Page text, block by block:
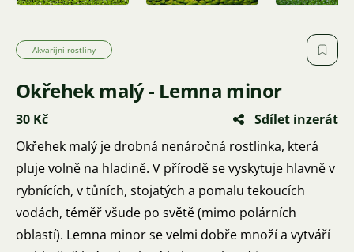
Akvarijní rostliny
Okřehek malý - Lemna minor
30 Kč
Sdílet inzerát
Okřehek malý je drobná nenáročná rostlinka, která
pluje volně na hladině. V přírodě se vyskytuje hlavně v
rybnících, v tůních, stojatých a pomalu tekoucích
vodách, téměř všude po světě (mimo polárních
oblastí). Lemna minor se velmi dobře množí a vytváří